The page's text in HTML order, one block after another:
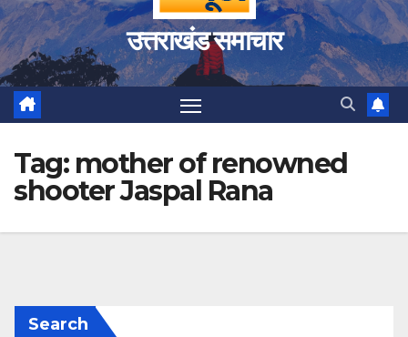
उत्तराखंड समाचार
Tag: mother of renowned
shooter Jaspal Rana
Search